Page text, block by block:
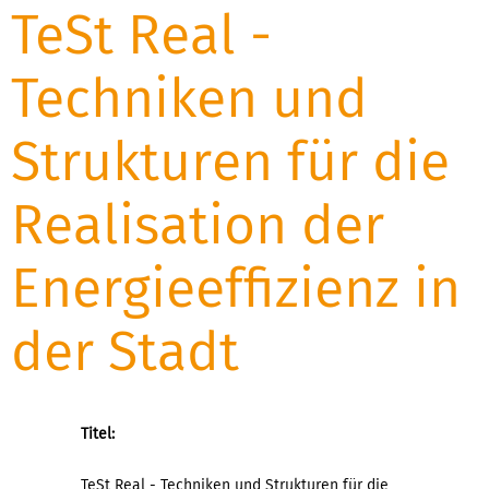
TeSt Real -
Techniken und
Strukturen für die
Realisation der
Energieeffizienz in
der Stadt
Titel:
TeSt Real - Techniken und Strukturen für die